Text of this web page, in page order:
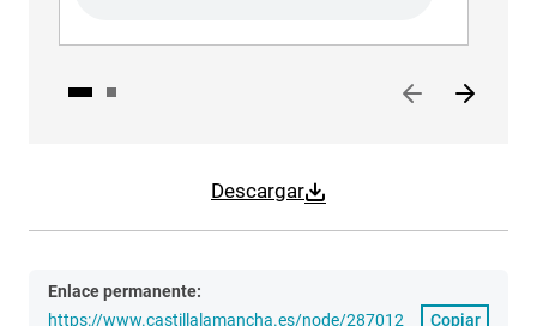
Descargar
Enlace permanente:
https://www.castillalamancha.es/node/287012
Copiar